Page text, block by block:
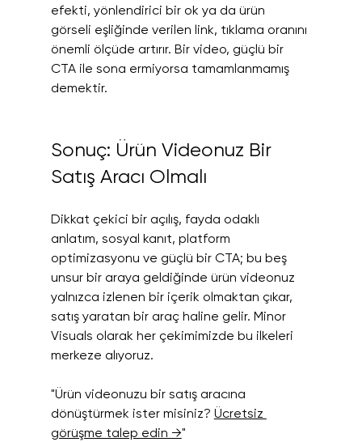
efekti, yönlendirici bir ok ya da ürün
görseli eşliğinde verilen link, tıklama oranını
önemli ölçüde artırır. Bir video, güçlü bir
CTA ile sona ermiyorsa tamamlanmamış
demektir.
Sonuç: Ürün Videonuz Bir
Satış Aracı Olmalı
Dikkat çekici bir açılış, fayda odaklı
anlatım, sosyal kanıt, platform
optimizasyonu ve güçlü bir CTA; bu beş
unsur bir araya geldiğinde ürün videonuz
yalnızca izlenen bir içerik olmaktan çıkar,
satış yaratan bir araç haline gelir. Minor
Visuals olarak her çekimimizde bu ilkeleri
merkeze alıyoruz.
"Ürün videonuzu bir satış aracına
dönüştürmek ister misiniz? Ücretsiz
görüşme talep edin →"